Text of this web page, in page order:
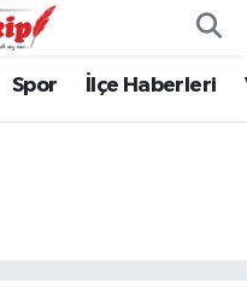
Spor İlçe Haberleri